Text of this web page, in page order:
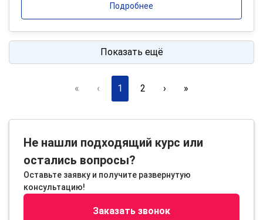
Подробнее
Показать ещё
« ‹ 1 2 › »
Не нашли подходящий курс или
остались вопросы?
Оставьте заявку и получите развернутую
консультацию!
Заказать звонок